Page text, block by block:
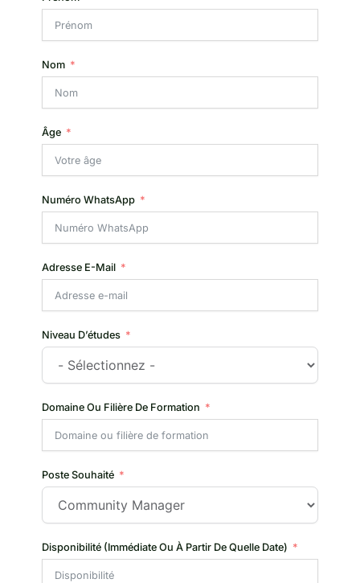
Nom
Âge
Numéro WhatsApp
Adresse E-Mail
Niveau D’études
Domaine Ou Filière De Formation
Poste Souhaité
Disponibilité (immédiate Ou À Partir De Quelle Date)